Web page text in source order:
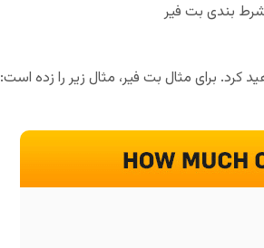
بندی بت فیر
کرد. برای مثال بت فیر، مثال زیر را زده است: